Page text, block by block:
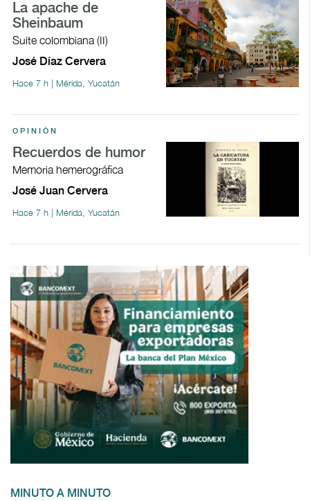
La apache de
Sheinbaum
Suite colombiana (II)
José Díaz Cervera
Hace 7 h | Mérida, Yucatán
OPINIÓN
Recuerdos de humor
Memoria hemerográfica
José Juan Cervera
Hace 7 h | Mérida, Yucatán
MINUTO A MINUTO